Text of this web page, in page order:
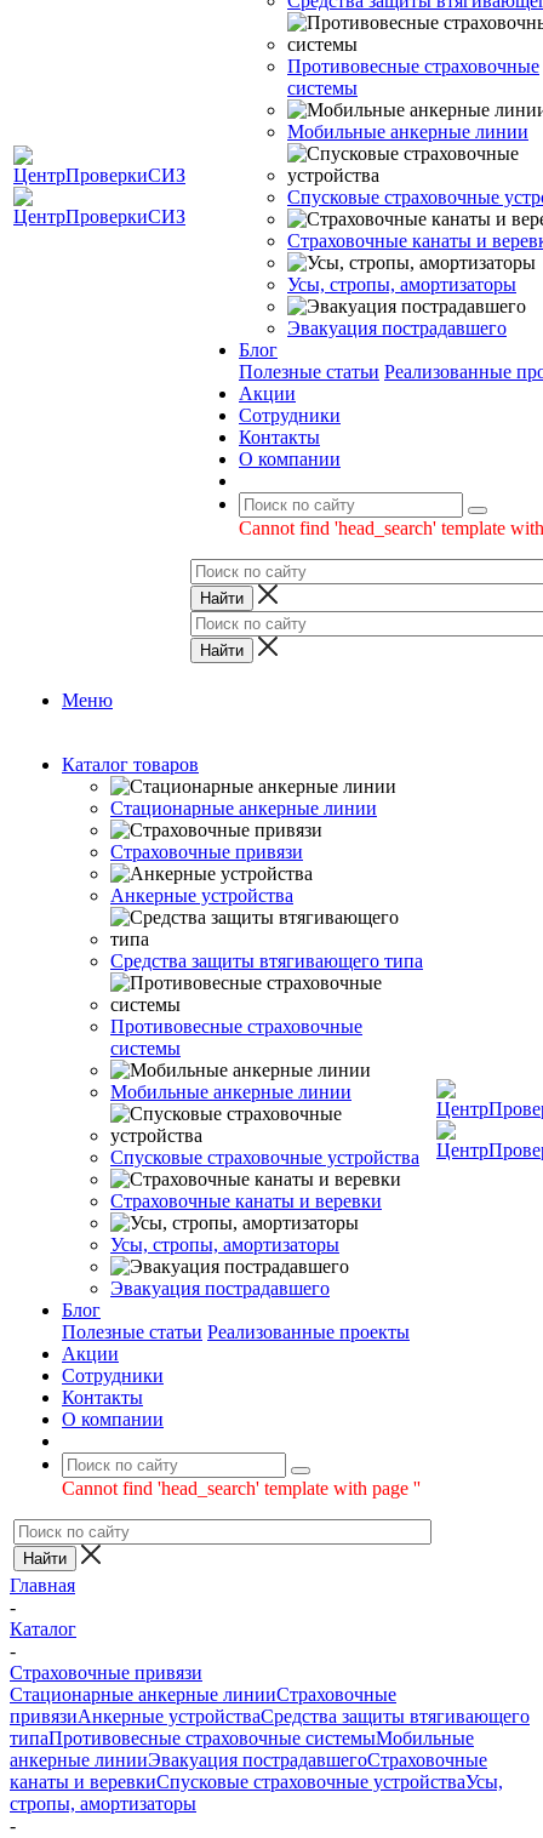
Противовесные страховочные
системы
Мобильные анкерные линии
Спусковые страховочные
Страховочные канаты и
Усы, стропы, амортизаторы
Эвакуация пострадавшего
Блог
Полезные статьи Реализованные
Акции
Сотрудники
Контакты
О компании
Cannot find 'head_search' template
Меню
Каталог товаров
Стационарные анкерные линии
Страховочные привязи
Анкерные устройства
Средства защиты втягивающего типа
Противовесные страховочные
системы
Мобильные анкерные линии
Спусковые страховочные устройства
Страховочные канаты и веревки
Усы, стропы, амортизаторы
Эвакуация пострадавшего
Блог
Полезные статьи Реализованные проекты
Акции
Сотрудники
Контакты
О компании
Cannot find 'head_search' template with page ''
Главная
-
Каталог
-
Страховочные привязи
Стационарные анкерные линииСтраховочные
привязиАнкерные устройстваСредства защиты втягивающего
типаПротивовесные страховочные системыМобильные
анкерные линииЭвакуация пострадавшегоСтраховочные
канаты и веревкиСпусковые страховочные устройстваУсы,
стропы, амортизаторы
-